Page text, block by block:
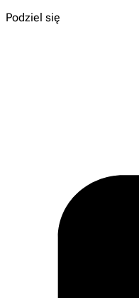
Podziel się